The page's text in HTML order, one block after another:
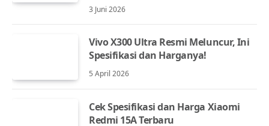
3 Juni 2026
Vivo X300 Ultra Resmi Meluncur, Ini
Spesifikasi dan Harganya!
5 April 2026
Cek Spesifikasi dan Harga Xiaomi
Redmi 15A Terbaru